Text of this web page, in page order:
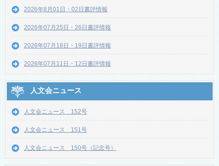
2026年8月01日・02日書評情報
2026年07月25日・26日書評情報
2026年07月18日・19日書評情報
2026年07月11日・12日書評情報
人文会ニュース
人文会ニュース 152号
人文会ニュース 151号
人文会ニュース 150号（記念号）